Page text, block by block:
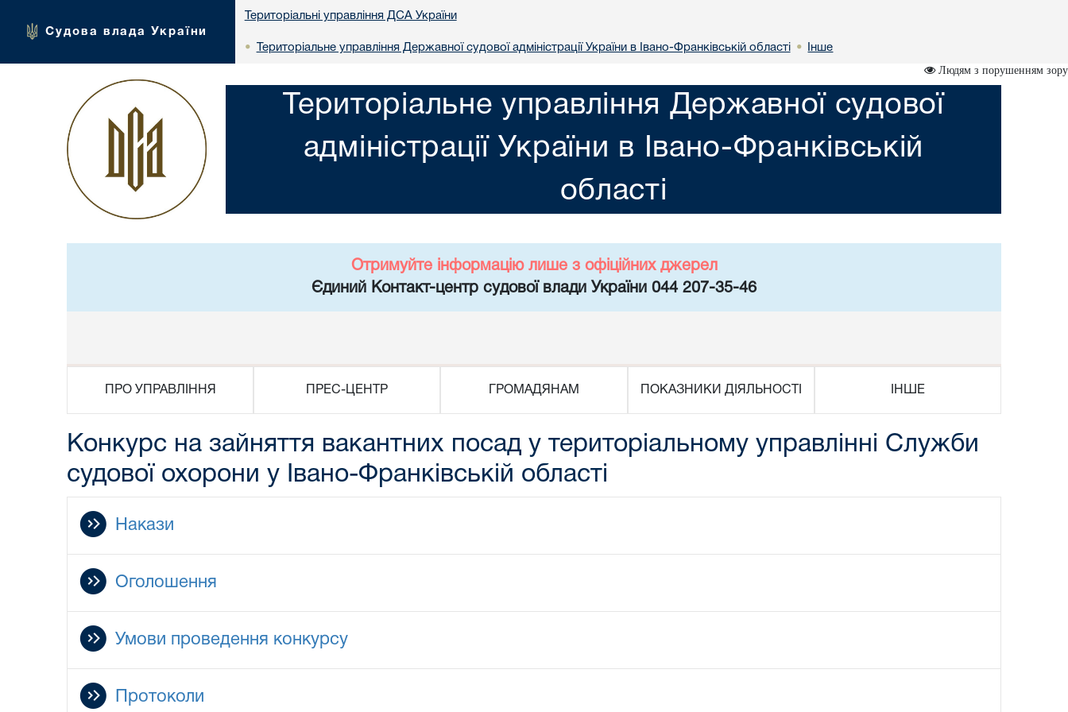
Судова влада України
Територіальні управління ДСА України
• Територіальне управління Державної судової адміністрації України в Iвано-Франкiвській областi • Інше
Людям з порушенням зору
Територіальне управління Державної судової
адміністрації України в Iвано-Франкiвській
областi
Отримуйте інформацію лише з офіційних джерел
Єдиний Контакт-центр судової влади України 044 207-35-46
ПРО УПРАВЛІННЯ ПРЕС-ЦЕНТР ГРОМАДЯНАМ ПОКАЗНИКИ ДІЯЛЬНОСТІ ІНШЕ
Конкурс на зайняття вакантних посад у територіальному управлінні Служби
судової охорони у Івано-Франківській області
Накази
Оголошення
Умови проведення конкурсу
Протоколи